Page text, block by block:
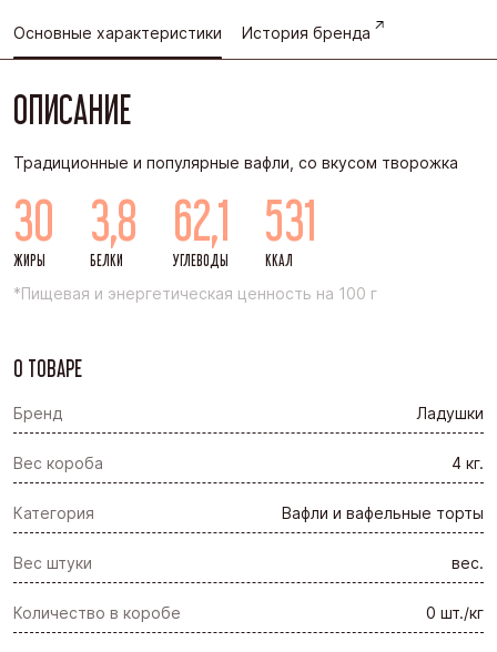
Основные характеристики История бренда
ОПИСАНИЕ
Традиционные и популярные вафли, со вкусом творожка
30
ЖИРЫ
3,8
БЕЛКИ
62,1
УГЛЕВОДЫ
531
ККАЛ
*Пищевая и энергетическая ценность на 100 г
О ТОВАРЕ
Бренд Ладушки
Вес короба 4 кг.
Категория Вафли и вафельные торты
Вес штуки вес.
Количество в коробе 0 шт./кг